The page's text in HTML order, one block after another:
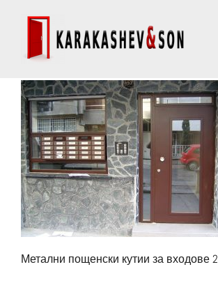
Метални пощенски кутии за входове 2